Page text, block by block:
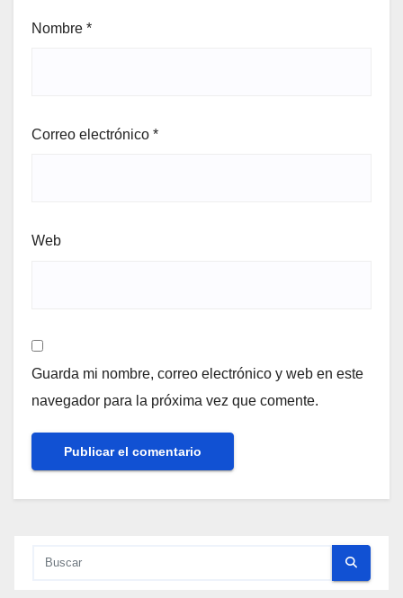
Nombre *
Correo electrónico *
Web
Guarda mi nombre, correo electrónico y web en este
navegador para la próxima vez que comente.